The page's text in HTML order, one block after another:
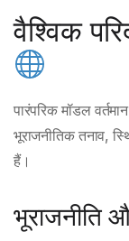
वैश्विक
पारंपरिक मॉडल
भूराजनीतिक तनाव,
हैं।
भूराजनीति